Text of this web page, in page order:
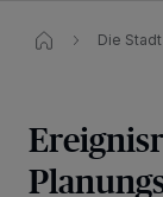
Die Stadt